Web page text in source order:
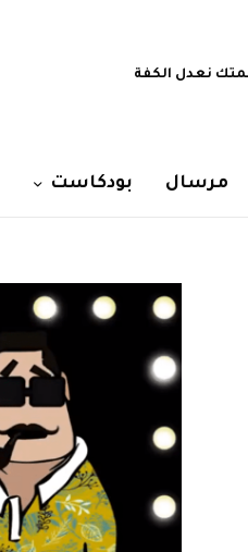
نعدل الكفة
مرسال بودكاست